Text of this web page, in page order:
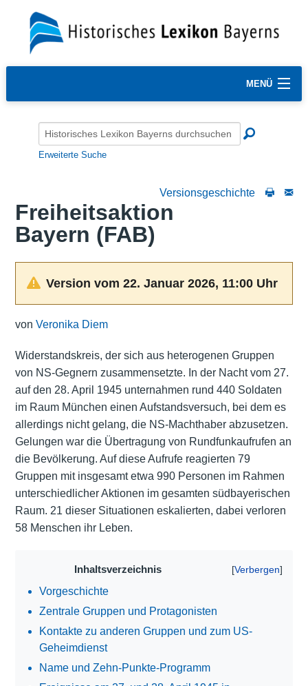
MENÜ
Erweiterte Suche
Versionsgeschichte
Freiheitsaktion
Bayern (FAB)
Version vom 22. Januar 2026, 11:00 Uhr
von Veronika Diem
Widerstandskreis, der sich aus heterogenen Gruppen
von NS-Gegnern zusammensetzte. In der Nacht vom 27.
auf den 28. April 1945 unternahmen rund 440 Soldaten
im Raum München einen Aufstandsversuch, bei dem es
allerdings nicht gelang, die NS-Machthaber abzusetzen.
Gelungen war die Übertragung von Rundfunkaufrufen an
die Bevölkerung. Auf diese Aufrufe reagierten 79
Gruppen mit insgesamt etwa 990 Personen im Rahmen
unterschiedlicher Aktionen im gesamten südbayerischen
Raum. 21 dieser Situationen eskalierten, dabei verloren
58 Menschen ihr Leben.
Inhaltsverzeichnis
Vorgeschichte
Zentrale Gruppen und Protagonisten
Kontakte zu anderen Gruppen und zum US-
Geheimdienst
Name und Zehn-Punkte-Programm